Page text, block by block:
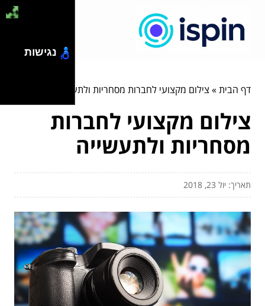
דף הבית» צילום מקצועי לחברות מסחריות ולתעשייה
צילום מקצועי לחברות
מסחריות ולתעשייה
תאריך: יול 23, 2018
נגישות